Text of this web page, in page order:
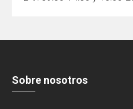
Sobre nosotros